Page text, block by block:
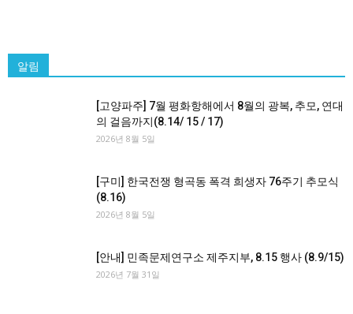
알림
[고양파주] 7월 평화항해에서 8월의 광복, 추모, 연대
의 걸음까지(8.14/ 15 / 17)
2026년 8월 5일
[구미] 한국전쟁 형곡동 폭격 희생자 76주기 추모식
(8.16)
2026년 8월 5일
[안내] 민족문제연구소 제주지부, 8.15 행사 (8.9/15)
2026년 7월 31일